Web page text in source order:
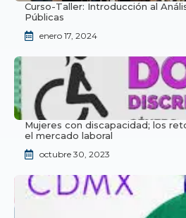
Curso-Taller: Introducción al
Públicas
enero 17, 2024
Mujeres con discapacidad; los
el mercado laboral
octubre 30, 2023